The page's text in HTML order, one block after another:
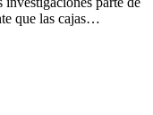
que las cajas…